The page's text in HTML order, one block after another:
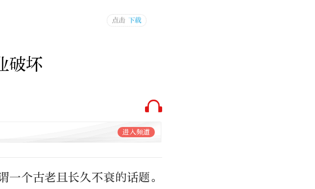
破坏
进入频道
个古老且长久不衰的话题。